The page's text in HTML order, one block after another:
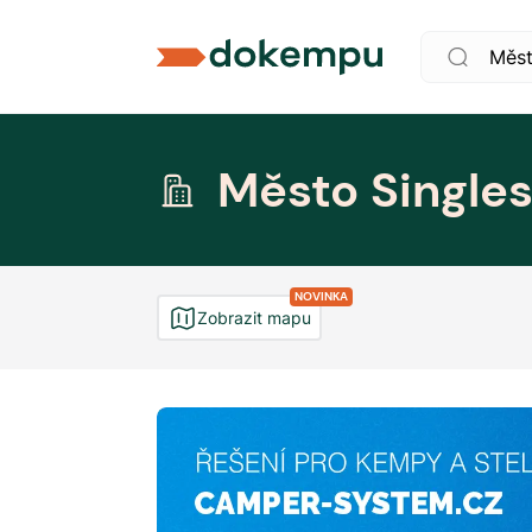
Město Singles
NOVINKA
Zobrazit mapu